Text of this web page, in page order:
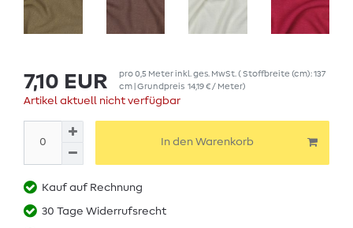
7,10 EUR pro0,5 Meterinkl. ges. MwSt. ( Stoffbreite (cm): 137
cm | Grundpreis 14,19 € / Meter)
Artikel aktuell nicht verfügbar
In den Warenkorb
Kauf auf Rechnung
30 Tage Widerrufsrecht